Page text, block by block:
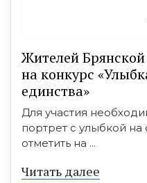
Жителей
на конкурс
единства»
Для участия
портрет с улыбкой
отметить на ...
Читать далее